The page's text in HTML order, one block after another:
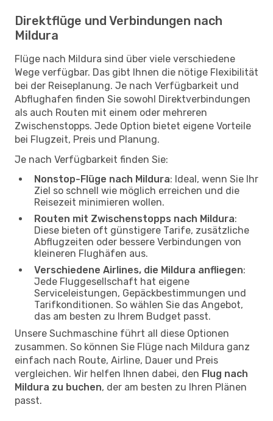
Direktflüge und Verbindungen nach
Mildura
Flüge nach Mildura sind über viele verschiedene
Wege verfügbar. Das gibt Ihnen die nötige Flexibilität
bei der Reiseplanung. Je nach Verfügbarkeit und
Abflughafen finden Sie sowohl Direktverbindungen
als auch Routen mit einem oder mehreren
Zwischenstopps. Jede Option bietet eigene Vorteile
bei Flugzeit, Preis und Planung.
Je nach Verfügbarkeit finden Sie:
Nonstop-Flüge nach Mildura: Ideal, wenn Sie Ihr
Ziel so schnell wie möglich erreichen und die
Reisezeit minimieren wollen.
Routen mit Zwischenstopps nach Mildura:
Diese bieten oft günstigere Tarife, zusätzliche
Abflugzeiten oder bessere Verbindungen von
kleineren Flughäfen aus.
Verschiedene Airlines, die Mildura anfliegen:
Jede Fluggesellschaft hat eigene
Serviceleistungen, Gepäckbestimmungen und
Tarifkonditionen. So wählen Sie das Angebot,
das am besten zu Ihrem Budget passt.
Unsere Suchmaschine führt all diese Optionen
zusammen. So können Sie Flüge nach Mildura ganz
einfach nach Route, Airline, Dauer und Preis
vergleichen. Wir helfen Ihnen dabei, den Flug nach
Mildura zu buchen, der am besten zu Ihren Plänen
passt.